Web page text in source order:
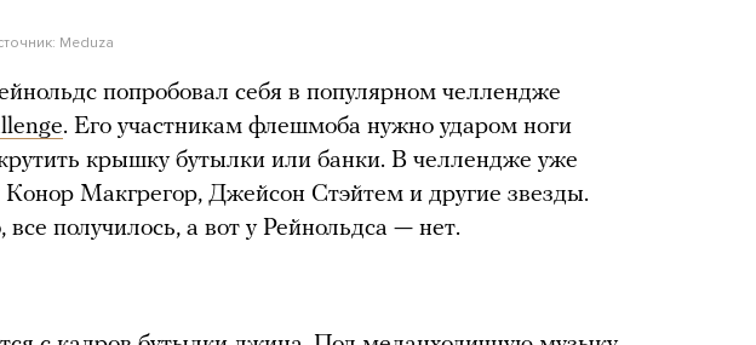
Meduza
попробовал себя в популярном челлендже
. Его участникам флешмоба нужно ударом ноги
крышку бутылки или банки. В челлендже уже
Конор Макгрегор, Джейсон Стэйтем и другие звезды.
все получилось, а вот у Рейнольдса — нет.